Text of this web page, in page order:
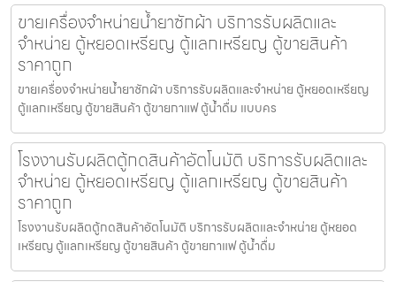
ขายเครื่องจำหน่ายน้ำยาซักผ้า บริการรับผลิตและ
จำหน่าย ตู้หยอดเหรียญ ตู้แลกเหรียญ ตู้ขายสินค้า
ราคาถูก
ขายเครื่องจำหน่ายน้ำยาซักผ้า บริการรับผลิตและจำหน่าย ตู้หยอดเหรียญ
ตู้แลกเหรียญ ตู้ขายสินค้า ตู้ขายกาแฟ ตู้น้ำดื่ม แบบคร
โรงงานรับผลิตตู้กดสินค้า​อัตโนมัติ บริการรับผลิตและ
จำหน่าย ตู้หยอดเหรียญ ตู้แลกเหรียญ ตู้ขายสินค้า
ราคาถูก
โรงงานรับผลิตตู้กดสินค้า​อัตโนมัติ บริการรับผลิตและจำหน่าย ตู้หยอด
เหรียญ ตู้แลกเหรียญ ตู้ขายสินค้า ตู้ขายกาแฟ ตู้น้ำดื่ม